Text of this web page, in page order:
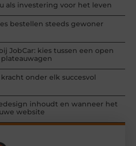
als investering voor het leven
bestellen steeds gewoner
JobCar: kies tussen een open
onder elk succesvol
inhoudt en wanneer het
website